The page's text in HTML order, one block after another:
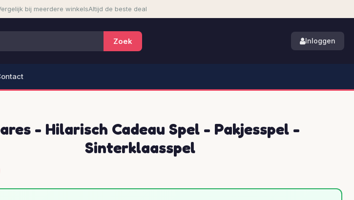
bij meerdere winkelsAltijd de beste deal
Inloggen
- Hilarisch Cadeau Spel - Pakjesspel -
Sinterklaasspel